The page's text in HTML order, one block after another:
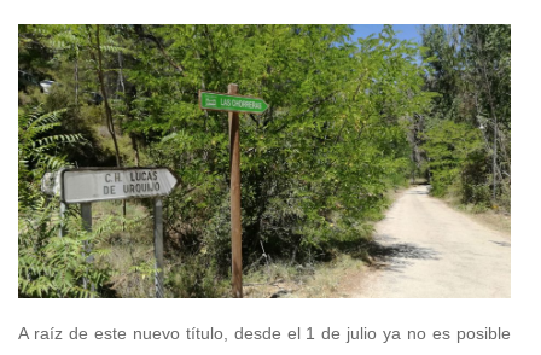
A raíz de este nuevo título, desde el 1 de julio ya no es posible